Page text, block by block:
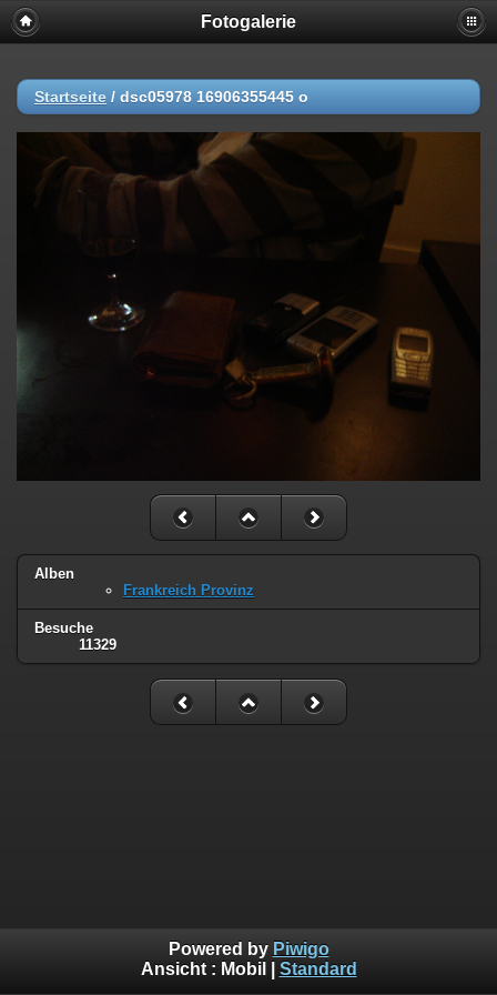
Fotogalerie
Startseite / dsc05978 16906355445 o
Alben
Frankreich Provinz
Besuche
11329
Powered by Piwigo
Ansicht : Mobil Standard